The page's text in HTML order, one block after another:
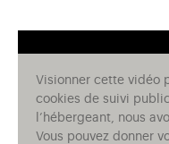
Visionner cette vidéo
cookies de suivi
l’hébergeant, nous
Vous pouvez donner